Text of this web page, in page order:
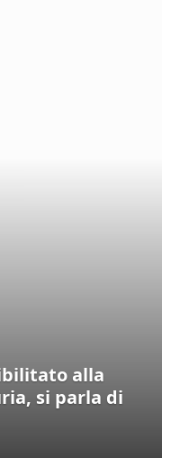
alla
si parla di